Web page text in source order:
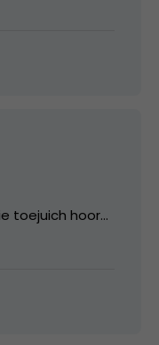
toejuich hoor…